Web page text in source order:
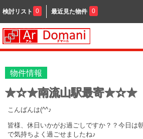
検討リスト 0 最近見た物件 0
物件情報
★☆★南流山駅最寄★☆★
こんばんは(^^♪
皆様、休日いかがお過ごしですか？？今日は
で気持ちよく過ごせましたね♪